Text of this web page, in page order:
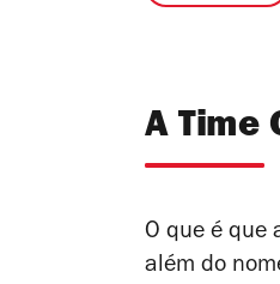
A Time
O que é que
além do